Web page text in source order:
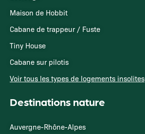
Maison de Hobbit
Cabane de trappeur / Fuste
Tiny House
Cabane sur pilotis
Voir tous les types de logements insolites
Destinations nature
Auvergne-Rhône-Alpes